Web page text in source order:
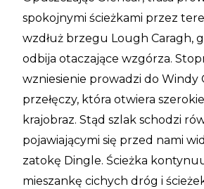
spokojnymi ścieżkami przez
wzdłuż brzegu Lough Caragh,
odbija otaczające wzgórza.
wzniesienie prowadzi do Windy
przełęczy, która otwiera
krajobraz. Stąd szlak schodzi
pojawiającymi się przed nami
zatokę Dingle. Ścieżka
mieszankę cichych dróg i